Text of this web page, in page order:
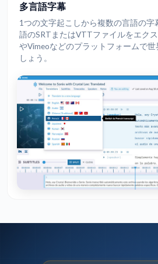
多言語字幕
1つの文字起こしから複数の言語の字
語のSRTまたはVTTファイルをエク
やVimeoなどのプラットフォームで
しょう。